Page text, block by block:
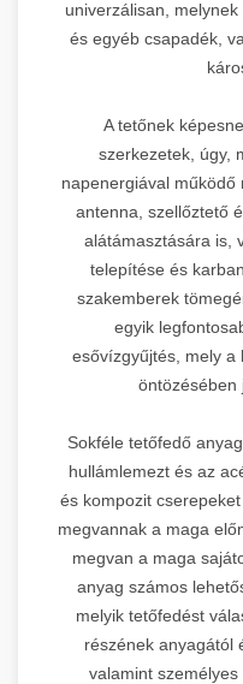
univerzálisan,
és egyéb csapadék,
A tetőnek
szerkezetek, úgy,
napenergiával
antenna, szellőztető
alátámasztására is,
telepítése és
szakemberek
egyik
esővízgyűjtés, mely a
öntözésében
Sokféle tetőfedő
hullámlemezt és az
és kompozit
megvannak a maga
megvan a maga
anyag számos
melyik tetőfedést
részének anyagától
valamint